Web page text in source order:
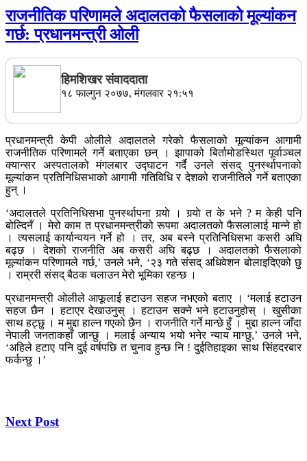
राजनीतिक परिणामले अदालतको फैसलाको मूल्यांकन
गर्छ: प्रधानमन्त्री ओली
हिमशिखर संवाददाता
१८ फाल्गुन २०७७, मंगलवार २१:५१
प्रधानमन्त्री केपी ओलीले अदालतले गरेको फैसलाको मूल्यांकन आगामी
राजनीतिक परिणामले गर्ने बताएका छन् । झापाको बिर्तामोडस्थित पूर्वाञ्चल
क्यान्सर अस्पतालको मंगलबार उद्घाटन गर्दै उनले संसद् पुनर्स्थापनाको
मूल्यांकन प्रतिनिधिसभाको आगामी गतिविधि र देशको राजनीतिले गर्ने बताएका
हुन् ।
‘अदालतले प्रतिनिधिसभा पुनर्स्थापना गर्‍याे । गर्‍याे त के भने ? म केही पनि
बोल्दिनँ । मेरो काम त प्रधानमन्त्रीको रूपमा अदालतको फैसलालाई मान्ने हो
। त्यसलाई कार्यान्वयन गर्ने हो । तर, अब बस्ने प्रतिनिधिसभा कसरी अघि
बढ्छ । देशको राजनीति अब कसरी अघि बढ्छ । अदालतको फैसलाको
मूल्यांकन परिणामले गर्छ,’ उनले भने, ‘२३ गते संसद् अधिवेशन बोलाइदिएको छु
। राम्ररी संसद् बैठक चलाउन मेरो भूमिका रहन्छ ।
प्रधानमन्त्री ओलीले आफूलाई हटाउन सहज नभएको बताए । ‘मलाई हटाउन
सहज छैन । हटाएर देखाउनुस् । हटाउन सक्ने भने हटाउनुहोस् । खुसीका
साथ हट्छु । म मुद्दा हाल्न गएको छैन । राजनीति गर्ने मान्छे हुँ । मुद्दा हाल्न जाँदा
नेपाली जनताकहाँ जान्छु । मलाई अन्याय भयो भनेर न्याय माग्छु,’ उनले भने,
‘अहिले हटाए पनि दुई वर्षपछि त चुनाव हुन्छ नि ! दुईतिहाइका साथ सिंहदरबार
फर्कन्छु ।’
Next Post